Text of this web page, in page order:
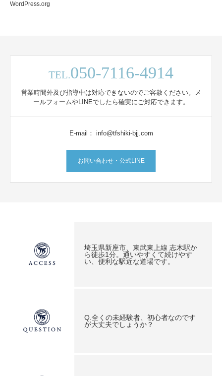
WordPress.org
TEL.050-7116-4914
営業時間外及び指導中は対応できないのでご容赦ください。メ
ールフォームやLINEでしたら確実にご対応できます。
E-mail： info@tfshiki-bjj.com
お問い合わせ・公式LINE
埼玉県新座市、東武東上線 志木駅か
ら徒歩1分。通いやすくて続けやす
い、便利な駅近な道場です。
Q.全くの未経験者、初心者なのです
が大丈夫でしょうか？